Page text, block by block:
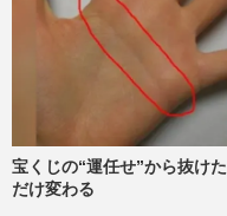
宝くじの“運任せ”から抜け
だけ変わる